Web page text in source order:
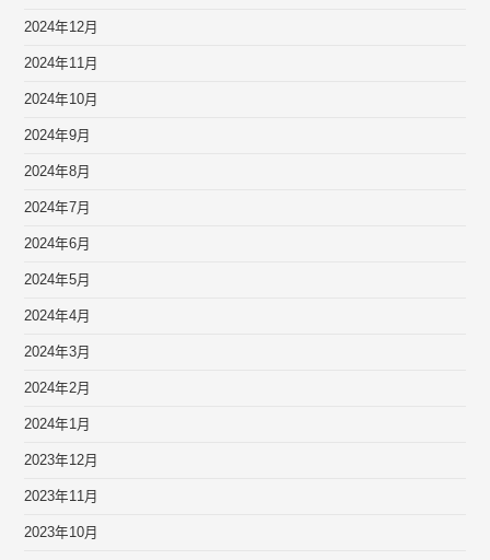
2024年12月
2024年11月
2024年10月
2024年9月
2024年8月
2024年7月
2024年6月
2024年5月
2024年4月
2024年3月
2024年2月
2024年1月
2023年12月
2023年11月
2023年10月